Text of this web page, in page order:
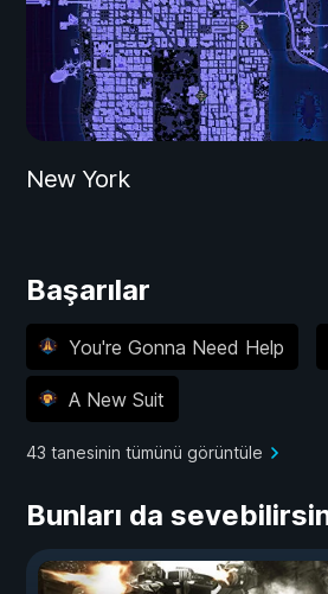
New York
Başarılar
You're Gonna Need Help
A New Suit
43 tanesinin tümünü görüntüle
Bunları da